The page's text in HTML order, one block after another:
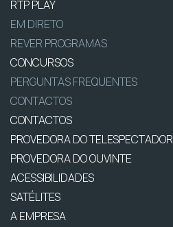
RTP PLAY
EM DIRETO
REVER PROGRAMAS
CONCURSOS
PERGUNTAS FREQUENTES
CONTACTOS
CONTACTOS
PROVEDORA DO TELESPECTADOR
PROVEDORA DO OUVINTE
ACESSIBILIDADES
SATÉLITES
A EMPRESA